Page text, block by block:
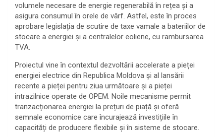
volumele necesare de energie regenerabilă în rețea și a
asigura consumul în orele de vârf. Astfel, este în proces
aprobare legislația de scutire de taxe vamale a bateriilor de
stocare a energiei și a centralelor eoliene, cu rambursarea
TVA.
Proiectul vine în contextul dezvoltării accelerate a pieței
energiei electrice din Republica Moldova și al lansării
recente a pieței pentru ziua următoare și a pieței
intrazilnice operate de OPEM. Noile mecanisme permit
tranzacționarea energiei la prețuri de piață și oferă
semnale economice care încurajează investițiile în
capacități de producere flexibile și în sisteme de stocare.